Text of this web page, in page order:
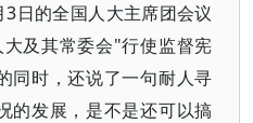
日的全国人大主席团会议
及其常委会"行使监督宪
同时，还说了一句耐人寻
的发展，是不是还可以搞